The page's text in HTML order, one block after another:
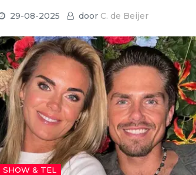
29-08-2025 door C. de Beijer
SHOW & TEL